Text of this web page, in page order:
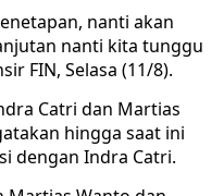
nanti akan
nanti kita tunggu
FIN, Selasa (11/8).
Catri dan Martias
hingga saat ini
dengan Indra Catri.